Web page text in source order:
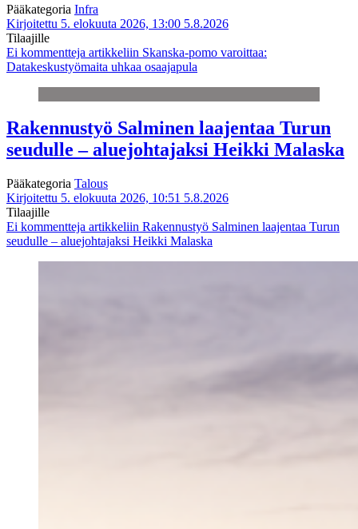
Pääkategoria Infra
Kirjoitettu 5. elokuuta 2026, 13:00 5.8.2026
Tilaajille
Ei kommentteja artikkeliin Skanska-pomo varoittaa:
Datakeskustyömaita uhkaa osaajapula
Rakennustyö Salminen laajentaa Turun
seudulle – aluejohtajaksi Heikki Malaska
Pääkategoria Talous
Kirjoitettu 5. elokuuta 2026, 10:51 5.8.2026
Tilaajille
Ei kommentteja artikkeliin Rakennustyö Salminen laajentaa Turun
seudulle – aluejohtajaksi Heikki Malaska